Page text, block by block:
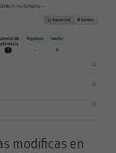
modificas en